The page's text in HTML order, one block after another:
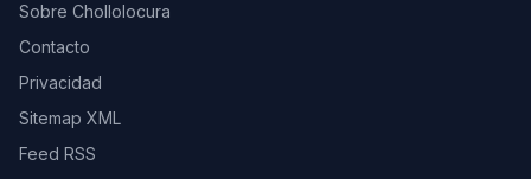
Sobre Chollolocura
Contacto
Privacidad
Sitemap XML
Feed RSS